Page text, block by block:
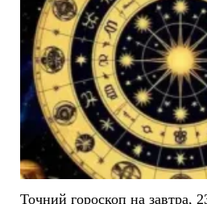
Точний гороскоп на завтра,